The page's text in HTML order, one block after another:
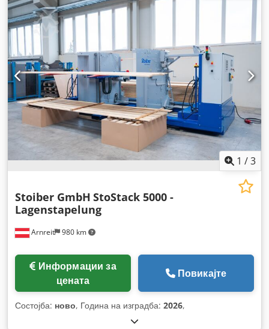
1 /3
Arnreit 980 km
Stoiber GmbH StoStack 5000 -
Lagenstapelung
цената
Повикајте
Состојба: ново, Година на изградба: 2026,